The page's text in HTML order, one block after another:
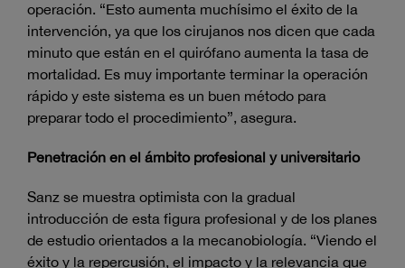
operación. “Esto aumenta muchísimo el éxito de la
intervención, ya que los cirujanos nos dicen que cada
minuto que están en el quirófano aumenta la tasa de
mortalidad. Es muy importante terminar la operación
rápido y este sistema es un buen método para
preparar todo el procedimiento”, asegura.
Penetración en el ámbito profesional y universitario
Sanz se muestra optimista con la gradual
introducción de esta figura profesional y de los planes
de estudio orientados a la mecanobiología. “Viendo el
éxito y la repercusión, el impacto y la relevancia que